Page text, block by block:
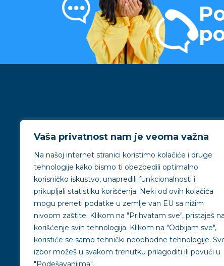
Vaša privatnost nam je veoma važna
Na našoj internet stranici koristimo kolačiće i druge
tehnologije kako bismo ti obezbedili optimalno
korisničko iskustvo, unapredili funkcionalnosti i
prikupljali statistiku korišćenja. Neki od ovih kolačića
mogu preneti podatke u zemlje van EU sa nižim
nivoom zaštite. Klikom na "Prihvatam sve", pristaješ na
korišćenje svih tehnologija. Klikom na "Odbijam sve",
koristiće se samo tehnički neophodne tehnologije.
izbor možeš u svakom trenutku prilagoditi ili povući u
"Podešavanjima".
Uvek